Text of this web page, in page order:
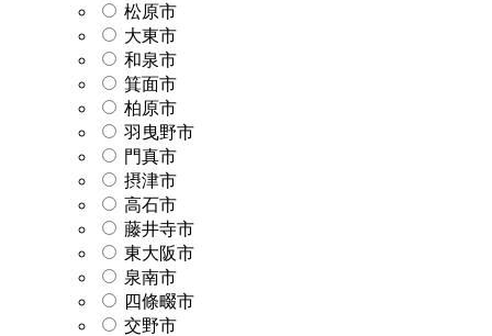
松原市
大東市
和泉市
箕面市
柏原市
羽曳野市
門真市
摂津市
高石市
藤井寺市
東大阪市
泉南市
四條畷市
交野市